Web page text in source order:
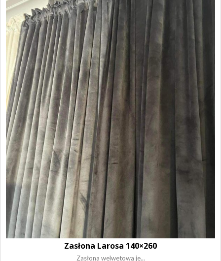
Zasłona Larosa 140×260
Zasłona welwetowa je...